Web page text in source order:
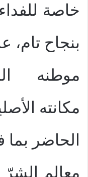
خاصة
بنجاح تام،
موطنه
مكانته
الحاضر بما
معالم الشرّ